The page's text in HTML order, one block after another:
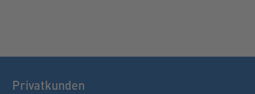
Privatkunden